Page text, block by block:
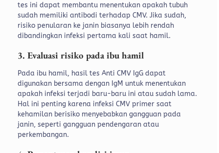
tes ini dapat membantu menentukan apakah tubuh
sudah memiliki antibodi terhadap CMV. Jika sudah,
risiko penularan ke janin biasanya lebih rendah
dibandingkan infeksi pertama kali saat hamil.
3. Evaluasi risiko pada ibu hamil
Pada ibu hamil, hasil tes Anti CMV IgG dapat
digunakan bersama dengan IgM untuk menentukan
apakah infeksi terjadi baru-baru ini atau sudah lama.
Hal ini penting karena infeksi CMV primer saat
kehamilan berisiko menyebabkan gangguan pada
janin, seperti gangguan pendengaran atau
perkembangan.